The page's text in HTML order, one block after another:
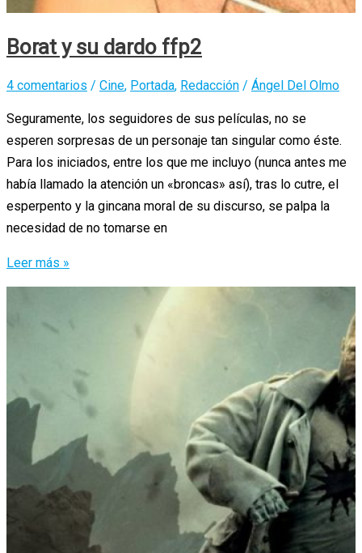
Borat y su dardo ffp2
4 comentarios / Cine, Portada, Redacción / Ángel Del Olmo
Seguramente, los seguidores de sus películas, no se
esperen sorpresas de un personaje tan singular como éste.
Para los iniciados, entre los que me incluyo (nunca antes me
había llamado la atención un «broncas» así), tras lo cutre, el
esperpento y la gincana moral de su discurso, se palpa la
necesidad de no tomarse en
Borat
y
Leer más »